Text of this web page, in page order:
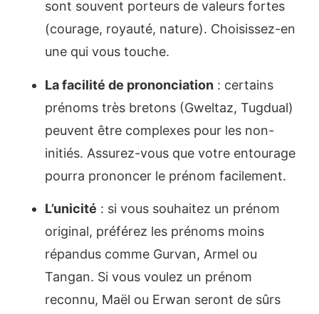
sont souvent porteurs de valeurs fortes
(courage, royauté, nature). Choisissez-en
une qui vous touche.
La facilité de prononciation : certains
prénoms très bretons (Gweltaz, Tugdual)
peuvent être complexes pour les non-
initiés. Assurez-vous que votre entourage
pourra prononcer le prénom facilement.
L’unicité : si vous souhaitez un prénom
original, préférez les prénoms moins
répandus comme Gurvan, Armel ou
Tangan. Si vous voulez un prénom
reconnu, Maël ou Erwan seront de sûrs